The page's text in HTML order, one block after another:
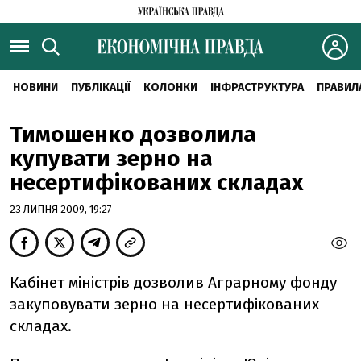
НОВИНИ ПУБЛІКАЦІЇ КОЛОНКИ ІНФРАСТРУКТУРА
Тимошенко дозволила
купувати зерно на
несертифікованих складах
23 ЛИПНЯ 2009, 19:27
Кабінет міністрів дозволив Аграрному фонду
закуповувати зерно на несертифікованих
складах.